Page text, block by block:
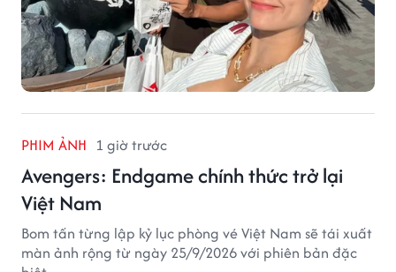
PHIM ẢNH 1 giờ trước
Avengers: Endgame chính thức trở lại
Việt Nam
Bom tấn từng lập kỷ lục phòng vé Việt Nam sẽ tái xuất
màn ảnh rộng từ ngày 25/9/2026 với phiên bản đặc